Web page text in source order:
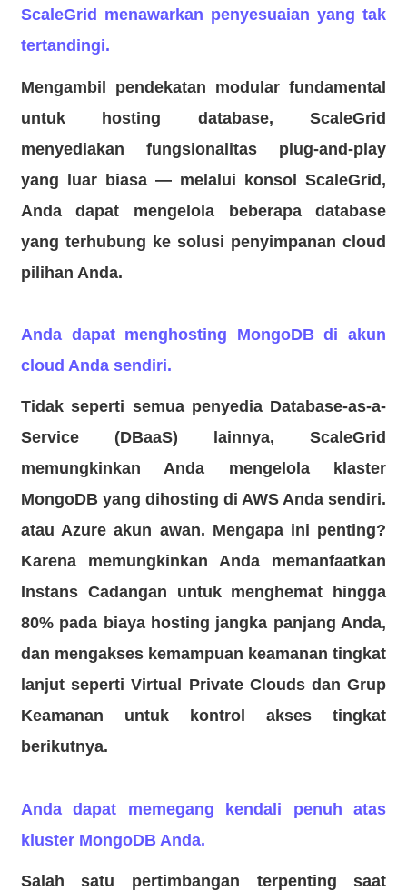
ScaleGrid menawarkan penyesuaian yang tak
tertandingi.
Mengambil pendekatan modular fundamental
untuk hosting database, ScaleGrid
menyediakan fungsionalitas plug-and-play
yang luar biasa — melalui konsol ScaleGrid,
Anda dapat mengelola beberapa database
yang terhubung ke solusi penyimpanan cloud
pilihan Anda.
Anda dapat menghosting MongoDB di akun
cloud Anda sendiri.
Tidak seperti semua penyedia Database-as-a-
Service (DBaaS) lainnya, ScaleGrid
memungkinkan Anda mengelola klaster
MongoDB yang dihosting diAWSAnda sendiri.
atauAzure akun awan. Mengapa ini penting?
Karena memungkinkan Anda memanfaatkan
Instans Cadangan untuk menghemat hingga
80% pada biaya hosting jangka panjang Anda,
dan mengakses kemampuan keamanan tingkat
lanjut seperti Virtual Private Clouds dan Grup
Keamanan untuk kontrol akses tingkat
berikutnya.
Anda dapat memegang kendali penuh atas
kluster MongoDB Anda.
Salah satu pertimbangan terpenting saat